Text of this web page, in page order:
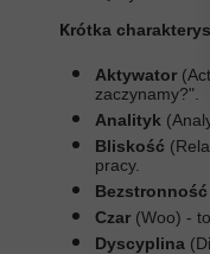
Krótka
Aktywator
zaczynamy?".
Analityk
Bliskość
pracy.
Bezstronność
Czar (Woo) -
Dyscyplina